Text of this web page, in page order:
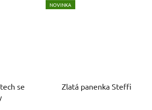
se
NOVINKA
Zlatá panenka Steffi